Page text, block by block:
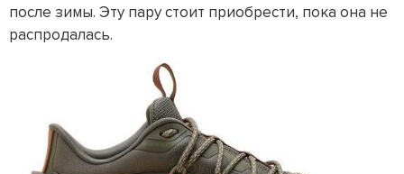
после зимы. Эту пару стоит приобрести, пока она не
распродалась.